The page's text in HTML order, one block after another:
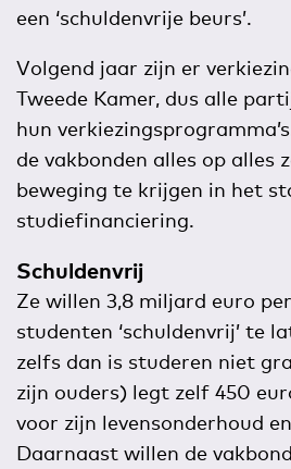
een ‘schuldenvrije beurs’.
Volgend jaar zijn er
Tweede Kamer, dus alle
hun
de vakbonden alles op alles
beweging te krijgen in het
studiefinanciering.
Schuldenvrij
Ze willen 3,8 miljard euro
studenten ‘schuldenvrij’ te
zelfs dan is studeren niet
zijn ouders) legt zelf 450
voor zijn levensonderhoud
Daarnaast willen de